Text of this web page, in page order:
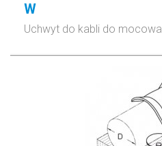
W
Uchwyt do kabli do